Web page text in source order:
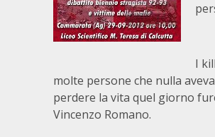
I
molte persone che nulla
perdere la vita quel giorno
Vincenzo Romano.